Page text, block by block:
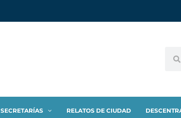
SECRETARÍAS RELATOS DE CIUDAD